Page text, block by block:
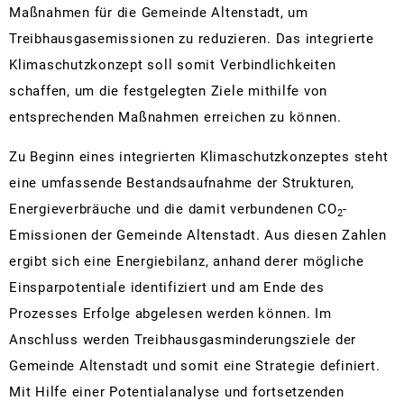
Maßnahmen für die Gemeinde Altenstadt, um
Treibhausgasemissionen zu reduzieren. Das integrierte
Klimaschutzkonzept soll somit Verbindlichkeiten
schaffen, um die festgelegten Ziele mithilfe von
entsprechenden Maßnahmen erreichen zu können.
Zu Beginn eines integrierten Klimaschutzkonzeptes steht
eine umfassende Bestandsaufnahme der Strukturen,
Energieverbräuche und die damit verbundenen CO2-
Emissionen der Gemeinde Altenstadt. Aus diesen Zahlen
ergibt sich eine Energiebilanz, anhand derer mögliche
Einsparpotentiale identifiziert und am Ende des
Prozesses Erfolge abgelesen werden können. Im
Anschluss werden Treibhausgasminderungsziele der
Gemeinde Altenstadt und somit eine Strategie definiert.
Mit Hilfe einer Potentialanalyse und fortsetzenden